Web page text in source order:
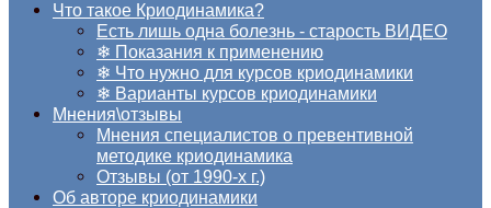
Что такое Криодинамика?
Есть лишь одна болезнь - старость ВИДЕО
❄ Показания к применению
❄ Что нужно для курсов криодинамики
❄ Варианты курсов криодинамики
Мнения\отзывы
Мнения специалистов о превентивной
методике криодинамика
Отзывы (от 1990-х г.)
Об авторе криодинамики